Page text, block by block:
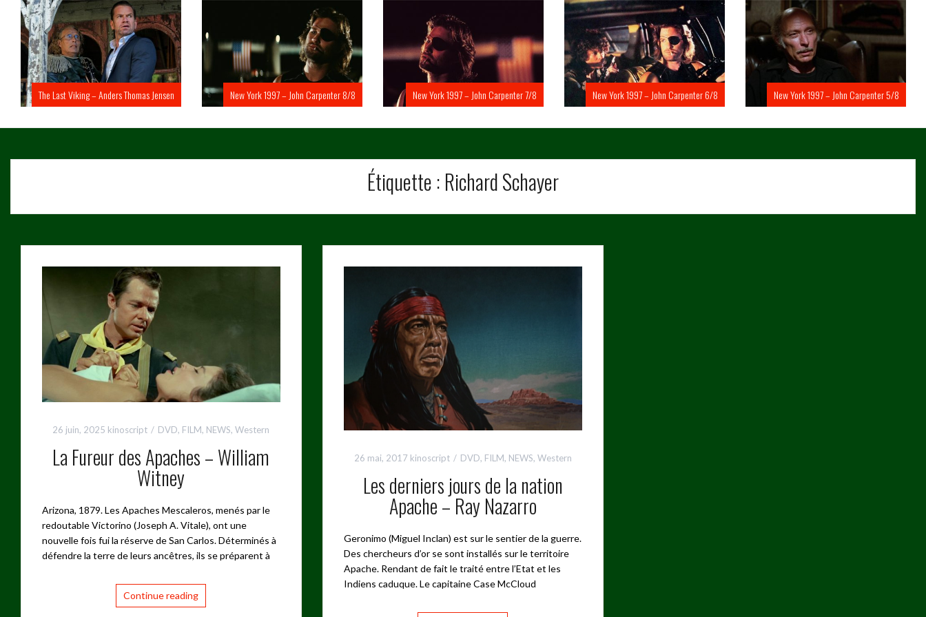
The Last Viking – Anders Thomas Jensen New York 1997 – John Carpenter 8/8 New York 1997 – John Carpenter 7/8 New York 1997 – John Carpenter 6/8 New York 1997 – John Carpenter 5/8
Étiquette : Richard Schayer
26 juin, 2025 kinoscript DVD, FILM, NEWS,Western
La Fureur des Apaches – William
Witney
Arizona, 1879. Les Apaches Mescaleros, menés par le
redoutable Victorino (Joseph A. Vitale), ont une
nouvelle fois fui la réserve de San Carlos. Déterminés à
défendre la terre de leurs ancêtres, ils se préparent à
Continue reading
26 mai, 2017 kinoscript DVD, FILM, NEWS, Western
Les derniers jours de la nation
Apache – Ray Nazarro
Geronimo (Miguel Inclan) est sur le sentier de la guerre.
Des chercheurs d’or se sont installés sur le territoire
Apache. Rendant de fait le traité entre l’Etat et les
Indiens caduque. Le capitaine Case McCloud